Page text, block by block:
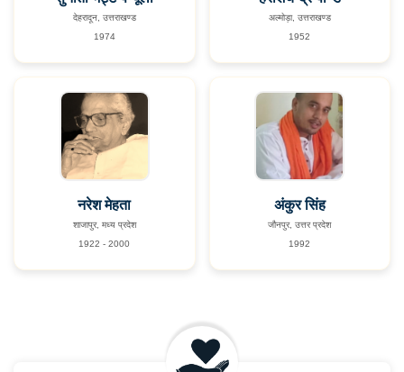
देहरादून, उत्तराखण्ड
1974
अल्मोड़ा, उत्तराखण्ड
1952
नरेश मेहता
शाजापुर, मध्य प्रदेश
1922 - 2000
अंकुर सिंह
जौनपुर, उत्तर प्रदेश
1992